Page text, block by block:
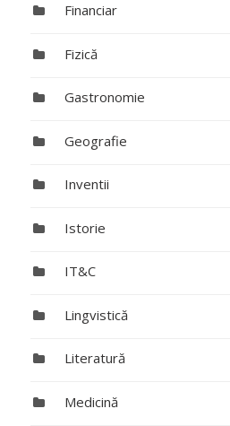
Financiar
Fizică
Gastronomie
Geografie
Inventii
Istorie
IT&C
Lingvistică
Literatură
Medicină